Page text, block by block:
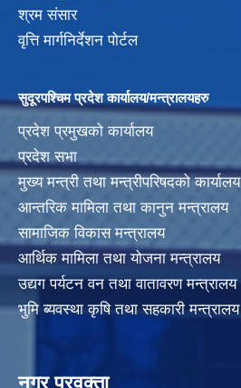
श्रम संसार
वृत्ति मार्गनिर्देशन पोर्टल
सुदूरपश्चिम प्रदेश कार्यालय/मन्त्रालयहरु
प्रदेश प्रमुखको कार्यालय
प्रदेश सभा
मुख्य मन्त्री तथा मन्त्रीपरिषदको कार्यालय
आन्तरिक मामिला तथा कानुन मन्त्रालय
सामाजिक विकास मन्त्रालय
आर्थिक मामिला तथा योजना मन्त्रालय
उद्यग पर्यटन वन तथा वातावरण मन्त्रालय
भुमि ब्यवस्था कृषि तथा सहकारी मन्त्रालय
नगर प्रवक्ता